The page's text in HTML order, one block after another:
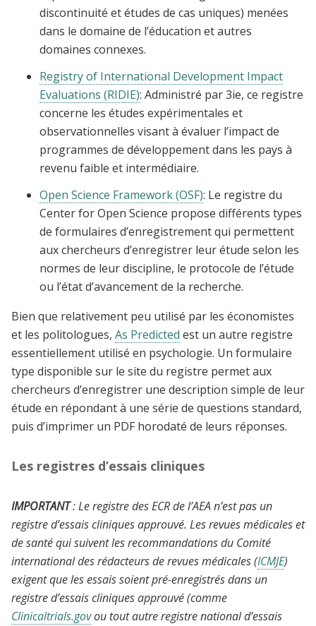
discontinuité et études de cas uniques) menées
dans le domaine de l’éducation et autres
domaines connexes.
Registry of International Development Impact
Evaluations (RIDIE): Administré par 3ie, ce registre
concerne les études expérimentales et
observationnelles visant à évaluer l’impact de
programmes de développement dans les pays à
revenu faible et intermédiaire.
Open Science Framework (OSF): Le registre du
Center for Open Science propose différents types
de formulaires d’enregistrement qui permettent
aux chercheurs d’enregistrer leur étude selon les
normes de leur discipline, le protocole de l’étude
ou l’état d’avancement de la recherche.
Bien que relativement peu utilisé par les économistes
et les politologues, As Predicted est un autre registre
essentiellement utilisé en psychologie. Un formulaire
type disponible sur le site du registre permet aux
chercheurs d’enregistrer une description simple de leur
étude en répondant à une série de questions standard,
puis d’imprimer un PDF horodaté de leurs réponses.
Les registres d’essais cliniques
IMPORTANT: Le registre des ECR de l’AEA n’est pas un
registre d’essais cliniques approuvé. Les revues médicales et
de santé qui suivent les recommandations du Comité
international des rédacteurs de revues médicales (ICMJE)
exigent que les essais soient pré-enregistrés dans un
registre d’essais cliniques approuvé (comme
Clinicaltrials.govou tout autre registre national d’essais